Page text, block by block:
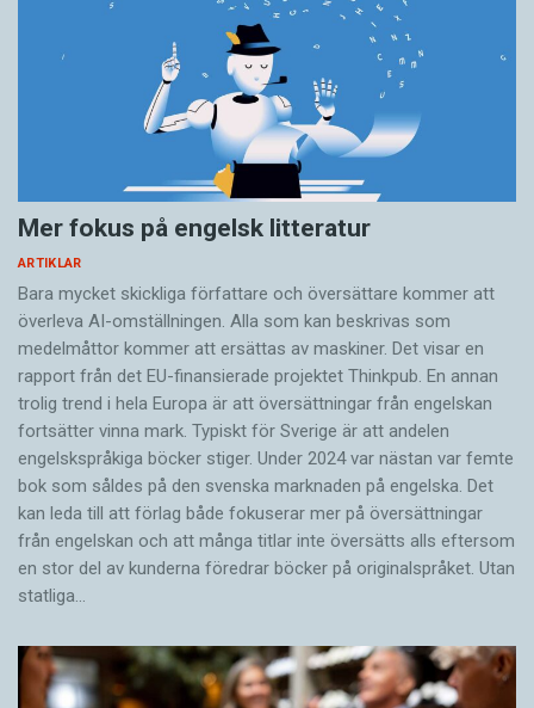
Mer fokus på engelsk litteratur
ARTIKLAR
Bara mycket skickliga författare och översättare ­kommer att
överleva AI-omställningen. Alla som kan beskrivas som
medelmåttor kommer att ersättas av maskiner. Det visar en
rapport från det EU-finansierade projektet Thinkpub. En annan
trolig trend i hela Europa är att översättningar från engelskan
fortsätter vinna mark. Typiskt för Sverige är att andelen
engelskspråkiga böcker stiger. Under 2024 var nästan var femte
bok som såldes på den svenska marknaden på engelska. Det
kan leda till att förlag både fokuserar mer på översättningar
från engelskan och att många titlar inte översätts alls eftersom
en stor del av kunderna föredrar böcker på originalspråket. Utan
statliga…